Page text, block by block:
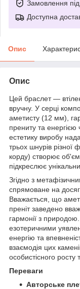
Замовлення
Доступна
Опис
Опис
Цей браслет —
вручну. У серці
аметисту (12 мм),
прениту та
естетику виробу
трьох шнурів різної
корду) створює
підкреслює
Згідно з
спрямоване на
Вважається, що
преніт заведено
гармонії з
езотеричними
енергію та
взаємодія цих
особистісного росту
Переваги
Авторське